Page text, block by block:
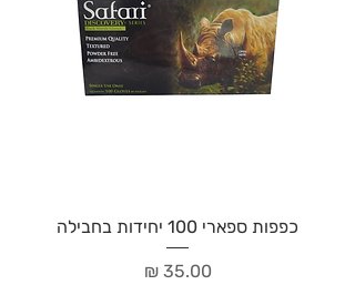
כפפות ספארי 100 יחידות בחבילה
מחיר‏35.00 ‏₪